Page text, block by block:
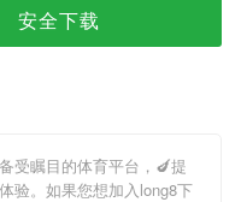
安全下载
受瞩目的体育平台，🍆提
验。如果您想加入long8下